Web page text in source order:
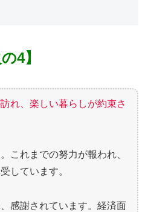
4】
れ、楽しい暮らしが約束さ
これまでの努力が報われ、
しています。
感謝されています。経済面